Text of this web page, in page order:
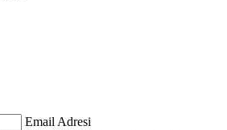
Email Adresi